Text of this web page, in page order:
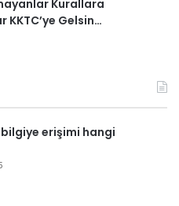
Kurallara
KKTC’ye Gelsin…
erişimi hangi